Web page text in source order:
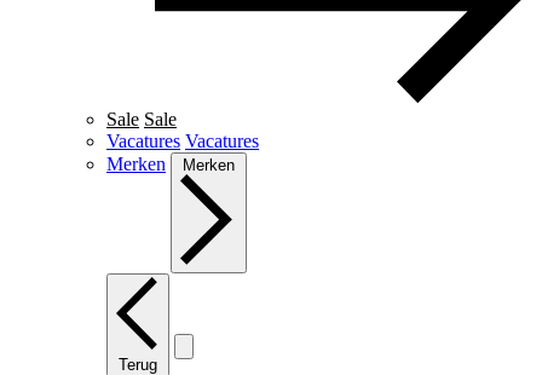
Sale Sale
Vacatures Vacatures
Merken
Merken
Terug